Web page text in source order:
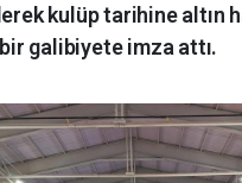
kulüp tarihine altın
galibiyete imza attı.